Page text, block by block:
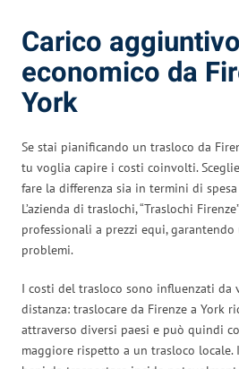
Carico aggiuntivo
economico da
York
Se stai pianificando un trasloco da
tu voglia capire i costi coinvolti.
fare la differenza sia in termini di
L’azienda di traslochi, “Traslochi
professionali a prezzi equi,
problemi.
I costi del trasloco sono influenzati da
distanza: traslocare da Firenze a York
attraverso diversi paesi e può quindi
maggiore rispetto a un trasloco